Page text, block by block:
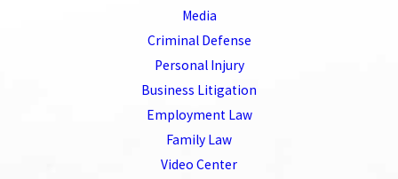
Media
Criminal Defense
Personal Injury
Business Litigation
Employment Law
Family Law
Video Center